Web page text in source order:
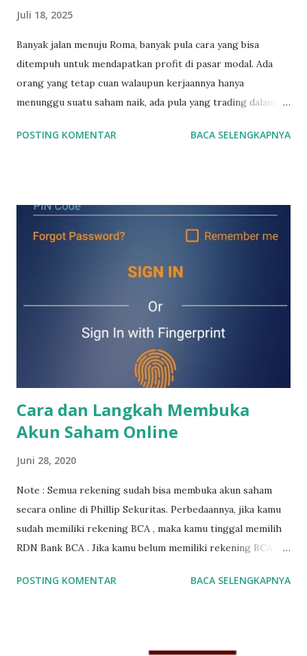
Juli 18, 2025
Banyak jalan menuju Roma, banyak pula cara yang bisa
ditempuh untuk mendapatkan profit di pasar modal. Ada
orang yang tetap cuan walaupun kerjaannya hanya
menunggu suatu saham naik, ada pula yang trading dalam
menit. Nah ada pula yang cuan dari membeli saham2 IPO.
baru. Apa yang harus kita lakukan sebelum membeli saham2
IPO? Tentu saja kita sudah harus memiliki akun saham
saham (termasuk saham2 IPO) , reksadana, obligasi negara
utang perusahaan). Bagi kamu yang mau buka akun saham
pertama sekali maupun jika mau buka akun saham lagi untuk
diversifikasi portfolio, kamu bisa klik langkah2 di link di
bawah ini. Jika ada yang kurang jelas, kamu bisa contact say...
POSTING KOMENTAR BACA SELENGKAPNYA
Cara dan Langkah Membuka
Akun Saham Online
Juni 28, 2020
Note : Semua rekening sudah bisa membuka akun saham
secara online di Phillip Sekuritas. Perbedaannya, jika kamu
sudah memiliki rekening BCA , maka kamu tinggal memilih
RDN Bank BCA . Jika kamu belum memiliki rekening BCA ,
membuka rekening saham online di Phillip Sekuritas
POSTING KOMENTAR BACA SELENGKAPNYA